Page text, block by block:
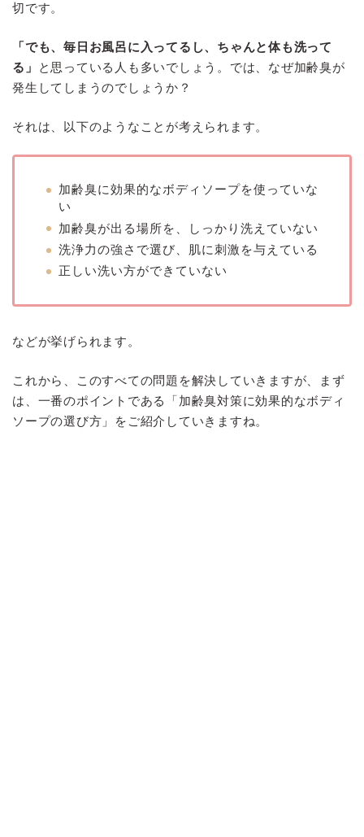
切です。
「でも、毎日お風呂に入ってるし、ちゃんと体も洗って
る」
と思っている人も多いでしょう。では、なぜ加齢臭が
発生してしまうのでしょうか？
それは、以下のようなことが考えられます。
加齢臭に効果的なボディソープを使っていな
い
加齢臭が出る場所を、しっかり洗えていない
洗浄力の強さで選び、肌に刺激を与えている
正しい洗い方ができていない
などが挙げられます。
これから、このすべての問題を解決していきますが、まず
は、一番のポイントである「加齢臭対策に効果的なボディ
ソープの選び方」をご紹介していきますね。